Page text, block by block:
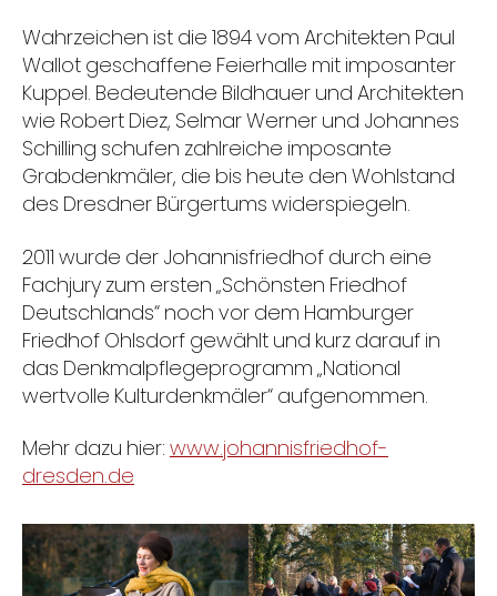
Wahrzeichen ist die 1894 vom Architekten Paul
Wallot geschaffene Feierhalle mit imposanter
Kuppel. Bedeutende Bildhauer und Architekten
wie Robert Diez, Selmar Werner und Johannes
Schilling schufen zahlreiche imposante
Grabdenkmäler, die bis heute den Wohlstand
des Dresdner Bürgertums widerspiegeln.
2011 wurde der Johannisfriedhof durch eine
Fachjury zum ersten „Schönsten Friedhof
Deutschlands“ noch vor dem Hamburger
Friedhof Ohlsdorf gewählt und kurz darauf in
das Denkmalpflegeprogramm „National
wertvolle Kulturdenkmäler“ aufgenommen.
Mehr dazu hier: www.johannisfriedhof-
dresden.de